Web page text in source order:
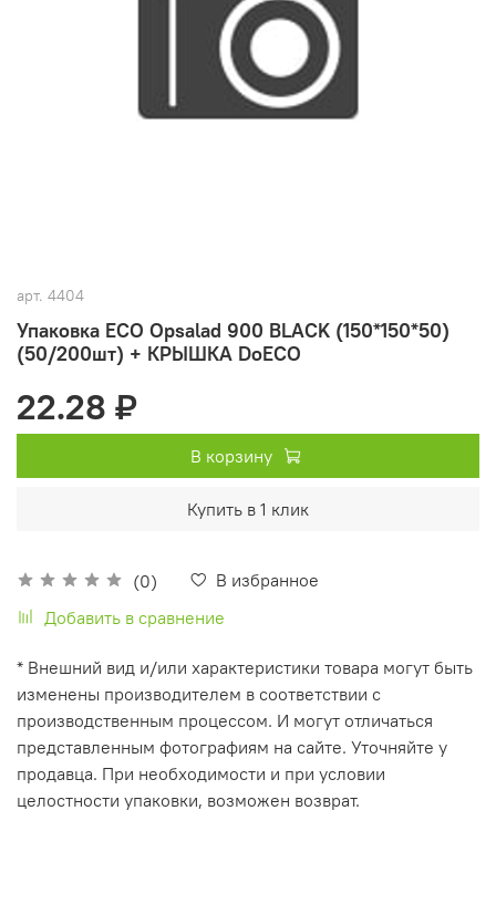
арт. 4404
Упаковка ECO Opsalad 900 BLACK (150*150*50)
(50/200шт) + КРЫШКА DoECO
(0)
В избранное
Добавить в сравнение
22.28 ₽
В корзину
Купить в 1 клик
* Внешний вид и/или характеристики товара могут быть
изменены производителем в соответствии с
производственным процессом. И могут отличаться
представленным фотографиям на сайте. Уточняйте у
продавца. При необходимости и при условии
целостности упаковки, возможен возврат.